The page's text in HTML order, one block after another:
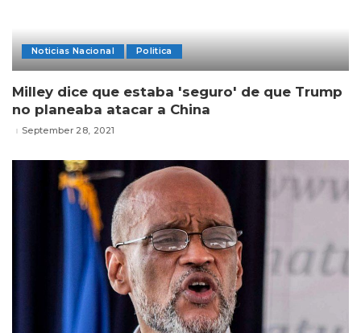
Noticias Nacional Politica
Milley dice que estaba 'seguro' de que Trump
no planeaba atacar a China
September 28, 2021